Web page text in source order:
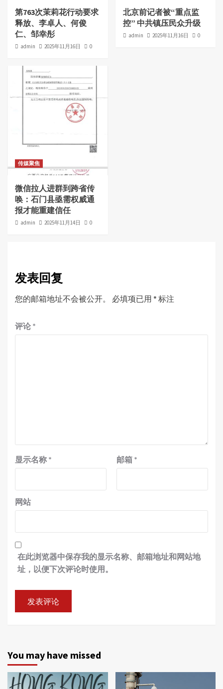
第763次茉莉花行动要求
释放、李卓人、何俊
仁、邹幸彤
admin 2025年11月16日 0
北京前记者被“重点监
控” 中共镇压民众升级
admin 2025年11月16日 0
传媒聚焦
微信拉人进群到跨省传
唤：石门县亟需权威通
报才能重建信任
admin 2025年11月14日 0
发表回复
您的邮箱地址不会被公开。 必填项已用 * 标注
评论 *
显示名称 * 邮箱 *
网站
在此浏览器中保存我的显示名称、邮箱地址和网站地
址，以便下次评论时使用。
You may have missed